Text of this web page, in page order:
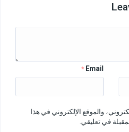
Email
*
والموقع الإلكتروني في هذا
في تعليقي.